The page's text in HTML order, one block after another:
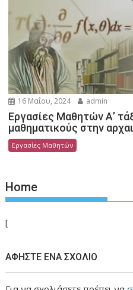
16 Μαΐου, 2024 admin
Εργασίες Μαθητών Α’
μαθηματικούς στην
Εργασίες Μαθητών
Home
[
ΑΦΉΣΤΕ ΈΝΑ ΣΧΌΛΙΟ